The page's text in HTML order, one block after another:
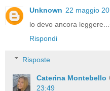
Unknown 22 maggio
lo devo ancora
Rispondi
Risposte
Caterina Montebello
23:49